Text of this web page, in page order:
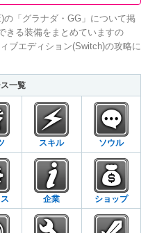
「グラナダ・GG」について掲
きる装備をまとめていますの
ブエディション(Switch)の攻略に
一覧
スキル ソウル
企業 ショップ